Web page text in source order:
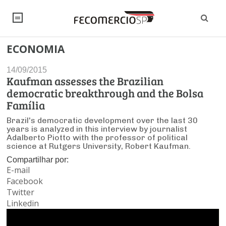
NOTÍCIAS
Editorial
Artigos
Institucional
Debates Fecomercio-SP
PROJETOS ESPECIAIS:
UM BRASIL
UM BRASIL
Economia
Pesquisas
Brasil
Internacional
Modernização do Estado
Economia Digital
Legislação
Trabalho
Empresas
Arbitragem e Mediação
Reforma Tributária
Varejo
Atacado
Sustentabilidade
ESG
Últimas Notícias
SINDICATOS
PESQUISAS
FALE CONOSCO
Sobre
Imprensa
CONSELHOS
Conselho de Turismo
EMPRESAS
ECONOMIA
14/09/2015
Kaufman assesses the Brazilian
democratic breakthrough and the Bolsa
Família
Brazil's democratic development over the last 30
years is analyzed in this interview by journalist
Adalberto Piotto with the professor of political
science at Rutgers University, Robert Kaufman.
Compartilhar por:
E-mail
Facebook
Twitter
Linkedin